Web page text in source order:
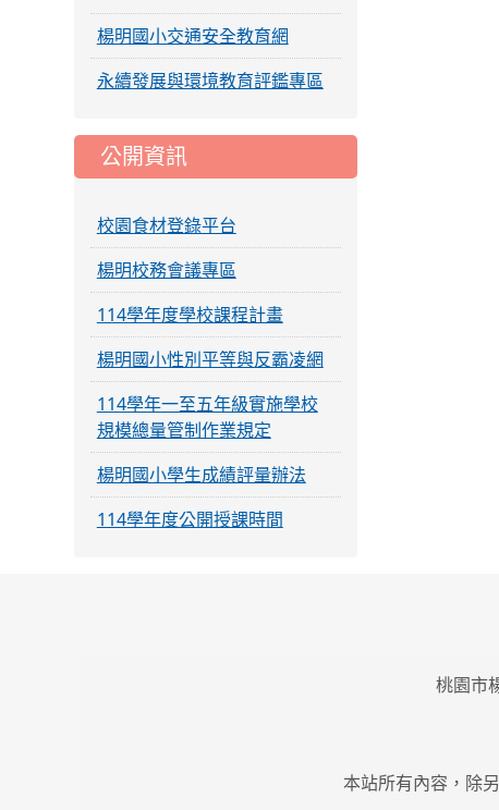
楊明國小交通安全教育網
永續發展與環境教育評鑑專區
公開資訊
校園食材登錄平台
楊明校務會議專區
114學年度學校課程計畫
楊明國小性別平等與反霸凌網
114學年一至五年級實施學校
規模總量管制作業規定
楊明國小學生成績評量辦法
114學年度公開授課時間
桃園市
本站所有內容，除